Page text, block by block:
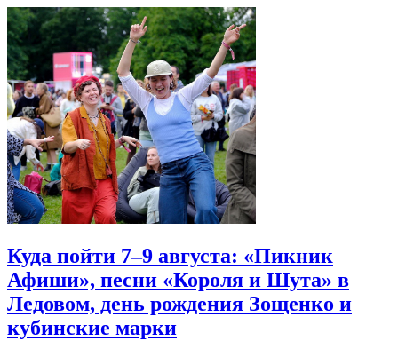
Куда пойти 7–9 августа: «Пикник
Афиши», песни «Короля и Шута» в
Ледовом, день рождения Зощенко и
кубинские марки